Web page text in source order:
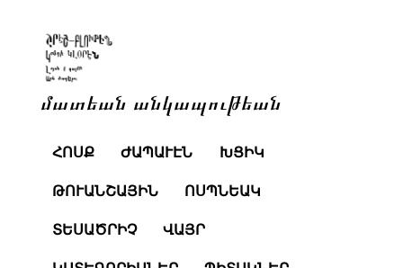
մատեան անկապութեան
ՀՈՍՔ ԺԱՊԱՒԷՆ ԽՑԻԿ
ԹՈՒԱՆՇԱՅԻՆ ՈՍՊՆԵԱԿ
ՏԵՍԱԾՐԻՉ ՎԱՅՐ